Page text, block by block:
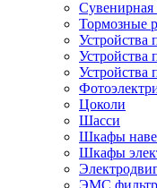
Сувенирная
Тормозные
Устройства
Устройства
Устройства
Цоколи
Шасси
Шкафы
Шкафы
ЭМС